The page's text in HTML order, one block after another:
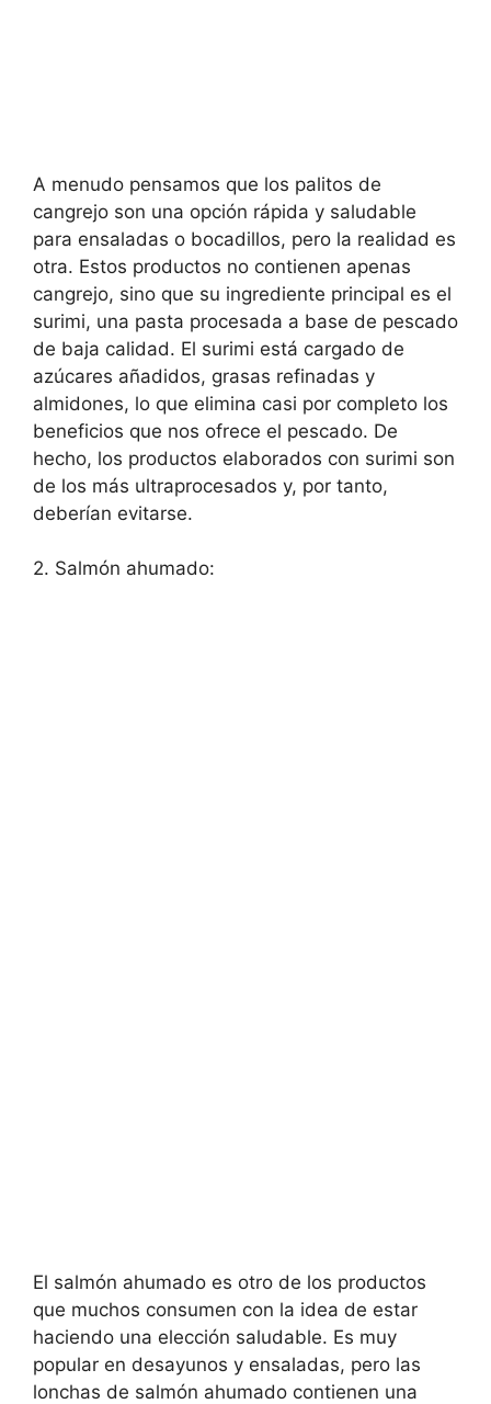
A menudo pensamos que los palitos de
cangrejo son una opción rápida y saludable
para ensaladas o bocadillos, pero la realidad es
otra. Estos productos no contienen apenas
cangrejo, sino que su ingrediente principal es el
surimi, una pasta procesada a base de pescado
de baja calidad. El surimi está cargado de
azúcares añadidos, grasas refinadas y
almidones, lo que elimina casi por completo los
beneficios que nos ofrece el pescado. De
hecho, los productos elaborados con surimi son
de los más ultraprocesados y, por tanto,
deberían evitarse.
2. Salmón ahumado:
El salmón ahumado es otro de los productos
que muchos consumen con la idea de estar
haciendo una elección saludable. Es muy
popular en desayunos y ensaladas, pero las
lonchas de salmón ahumado contienen una